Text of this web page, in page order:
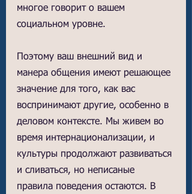
многое говорит о вашем
социальном уровне.
Поэтому ваш внешний вид и
манера общения имеют решающее
значение для того, как вас
воспринимают другие, особенно в
деловом контексте. Мы живем во
время интернационализации, и
культуры продолжают развиваться
и сливаться, но неписаные
правила поведения остаются. В